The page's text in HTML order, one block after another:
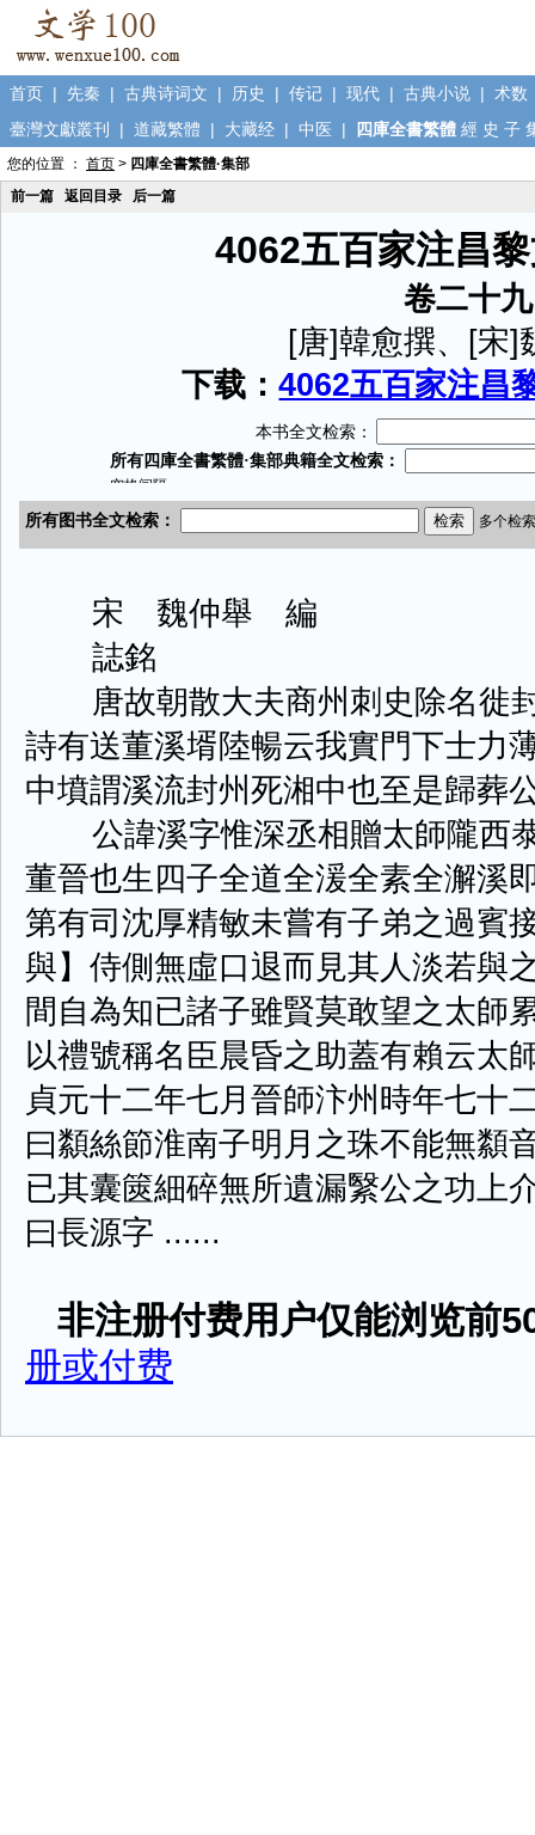
首页 | 先秦 | 古典诗词文 | 历史 | 传记 | 现代 | 古典小说 | 术数
臺灣文獻叢刊
| 道藏繁體 | 大藏经 | 中医 | 四庫全書繁體 經 史 子
您的位置 ： 首页 > 四庫全書繁體·集部
前一篇
返回目录 后一篇
4062五百家注昌
卷二十九
[唐]韓愈撰、[宋]
下载：4062五百家注昌
本书全文检索：
宋 魏仲舉 編
誌銘
唐故朝散大夫商州刺史除名徙
詩有送董溪壻陸暢云我實門下士力
中墳謂溪流封州死湘中也至是歸葬
公諱溪字惟深丞相贈太師隴西
董晉也生四子全道全湲全素全澥溪
第有司沈厚精敏未嘗有子弟之過賓
與】侍側無虛口退而見其人淡若與
間自為知已諸子雖賢莫敢望之太師
以禮號稱名臣晨昏之助蓋有賴云太
貞元十二年七月晉師汴州時年七十
曰纇絲節淮南子明月之珠不能無纇
已其囊篋細碎無所遺漏繄公之功上
曰長源字 ......
非注册付费用户仅能浏览前
册或付费